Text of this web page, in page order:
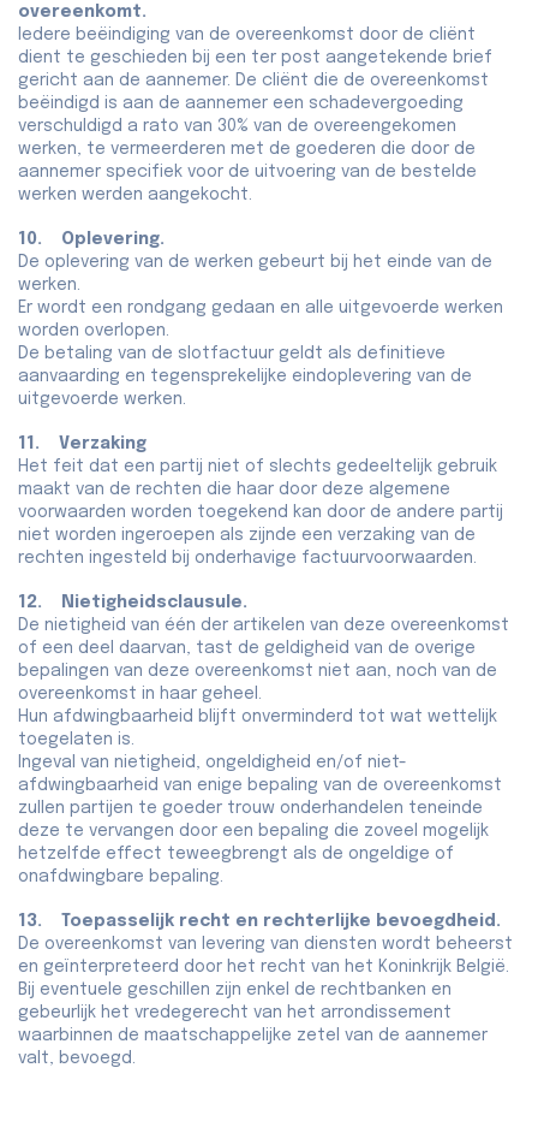
overeenkomt.
Iedere beëindiging van de overeenkomst door de cliënt
dient te geschieden bij een ter post aangetekende brief
gericht aan de aannemer. De cliënt die de overeenkomst
beëindigd is aan de aannemer een schadevergoeding
verschuldigd a rato van 30% van de overeengekomen
werken, te vermeerderen met de goederen die door de
aannemer specifiek voor de uitvoering van de bestelde
werken werden aangekocht.
10. Oplevering.
De oplevering van de werken gebeurt bij het einde van de
werken.
Er wordt een rondgang gedaan en alle uitgevoerde werken
worden overlopen.
De betaling van de slotfactuur geldt als definitieve
aanvaarding en tegensprekelijke eindoplevering van de
uitgevoerde werken.
11. Verzaking
Het feit dat een partij niet of slechts gedeeltelijk gebruik
maakt van de rechten die haar door deze algemene
voorwaarden worden toegekend kan door de andere partij
niet worden ingeroepen als zijnde een verzaking van de
rechten ingesteld bij onderhavige factuurvoorwaarden.
12. Nietigheidsclausule.
De nietigheid van één der artikelen van deze overeenkomst
of een deel daarvan, tast de geldigheid van de overige
bepalingen van deze overeenkomst niet aan, noch van de
overeenkomst in haar geheel.
Hun afdwingbaarheid blijft onverminderd tot wat wettelijk
toegelaten is.
Ingeval van nietigheid, ongeldigheid en/of niet-
afdwingbaarheid van enige bepaling van de overeenkomst
zullen partijen te goeder trouw onderhandelen teneinde
deze te vervangen door een bepaling die zoveel mogelijk
hetzelfde effect teweegbrengt als de ongeldige of
onafdwingbare bepaling.
13. Toepasselijk recht en rechterlijke bevoegdheid.
De overeenkomst van levering van diensten wordt beheerst
en geïnterpreteerd door het recht van het Koninkrijk België.
Bij eventuele geschillen zijn enkel de rechtbanken en
gebeurlijk het vredegerecht van het arrondissement
waarbinnen de maatschappelijke zetel van de aannemer
valt, bevoegd.